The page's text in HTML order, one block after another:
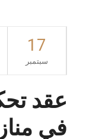
17
سبتمبر
عقد
في